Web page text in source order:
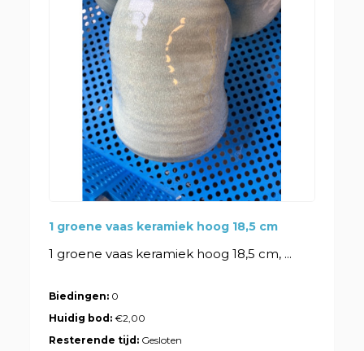
1 groene vaas keramiek hoog 18,5 cm
1 groene vaas keramiek hoog 18,5 cm, ...
Biedingen: 0
Huidig bod:€2,00
Resterende tijd: Gesloten